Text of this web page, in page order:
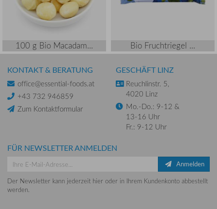
100 g Bio Macadam... Bio Fruchtriegel ...
KONTAKT & BERATUNG
office@essential-foods.at
+43 732 946859
Zum Kontaktformular
GESCHÄFT LINZ
Reuchlinstr. 5,
4020 Linz
Mo.-Do.: 9-12 &
13-16 Uhr
Fr.: 9-12 Uhr
FÜR NEWSLETTER ANMELDEN
Anmelden
Der Newsletter kann jederzeit hier oder in Ihrem Kundenkonto abbestellt
werden.